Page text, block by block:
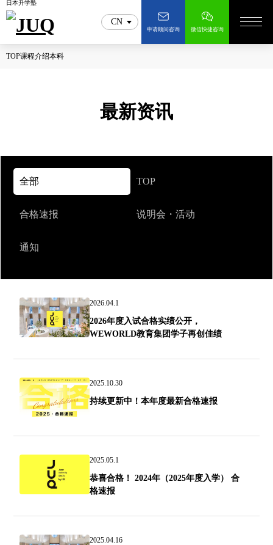
日本升学塾
CN
申请顾问咨询 微信快捷咨询
TOP课程介绍本科
最新资讯
全部 TOP
合格速报 说明会・活动
通知
2026.04.1
2026年度入试合格实绩公开，
WEWORLD教育集团学子再创佳绩
2025.10.30
持续更新中！本年度最新合格速报
2025.05.1
恭喜合格！ 2024年（2025年度入学） 合
格速报
2025.04.16